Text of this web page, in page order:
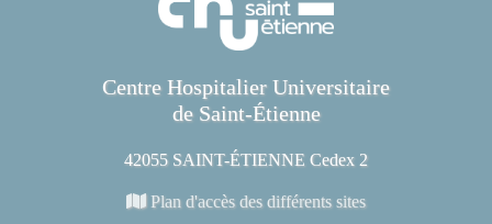
Centre Hospitalier Universitaire
de Saint-Étienne
42055 SAINT-ÉTIENNE Cedex 2
Plan d'accès des différents sites